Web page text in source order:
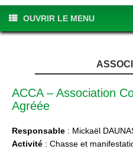
OUVRIR LE MENU
ACCA – Association
Agréée
Responsable : Mickaël
Activité : Chasse et